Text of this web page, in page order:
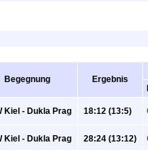
Begegnung Ergebnis
Kiel - Dukla Prag 18:12 (13:5)
Kiel - Dukla Prag 28:24 (13:12)